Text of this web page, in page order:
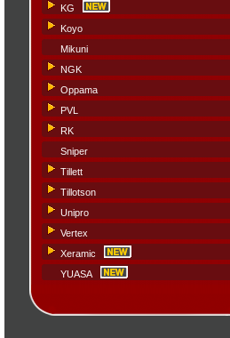
KG
Koyo
Mikuni
NGK
Oppama
PVL
RK
Sniper
Tillett
Tillotson
Unipro
Vertex
Xeramic
YUASA